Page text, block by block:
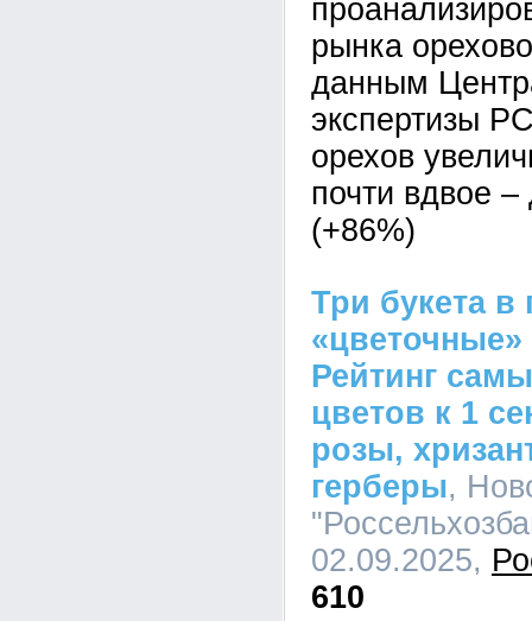
рынка
данным
экспертизы
орехов
почти вдвое
(+86%)
Три букета в
Рейтинг
цветов к 1
розы,
герберы,
02.09.2025,
610